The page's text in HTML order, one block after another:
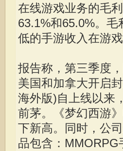
在线游戏业务的毛
63.1%和65.0%。
低的手游收入在游
报告称，第三季度
美国和加拿大开启
海外版)自上线以来
前茅。《梦幻西游
下新高。同时，公
品包含：